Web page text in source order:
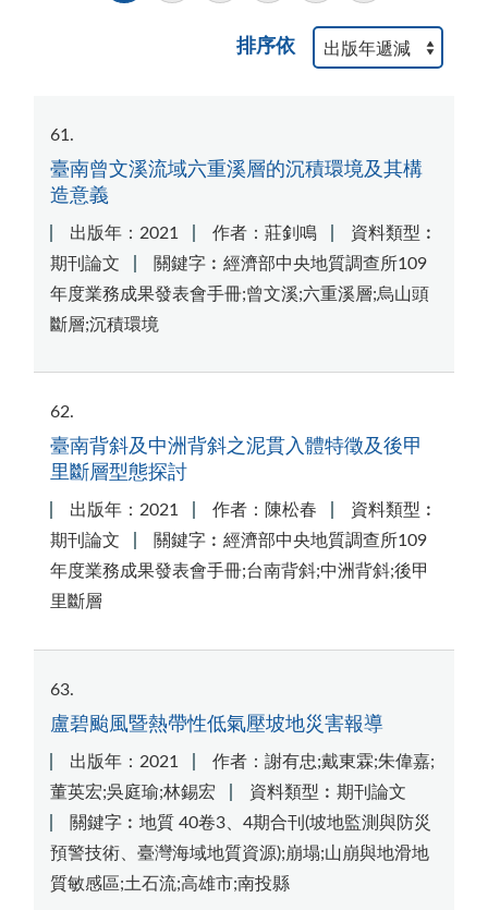
排序依
61
臺南曾文溪流域六重溪層的沉積環境及其構
造意義
出版年：2021 作者：莊釗鳴
資料類型︰
期刊論文
關鍵字︰經濟部中央地質調查所109
年度業務成果發表會手冊;曾文溪;六重溪層;烏山頭
斷層;沉積環境
62
臺南背斜及中洲背斜之泥貫入體特徵及後甲
里斷層型態探討
出版年：2021 作者：陳松春
資料類型︰
期刊論文
關鍵字︰經濟部中央地質調查所109
年度業務成果發表會手冊;台南背斜;中洲背斜;後甲
里斷層
63
盧碧颱風暨熱帶性低氣壓坡地災害報導
出版年：2021
作者：謝有忠;戴東霖;朱偉嘉;
董英宏;吳庭瑜;林錫宏
資料類型︰期刊論文
關鍵字︰地質 40卷3、4期合刊(坡地監測與防災
預警技術、臺灣海域地質資源);崩塌;山崩與地滑地
質敏感區;土石流;高雄市;南投縣